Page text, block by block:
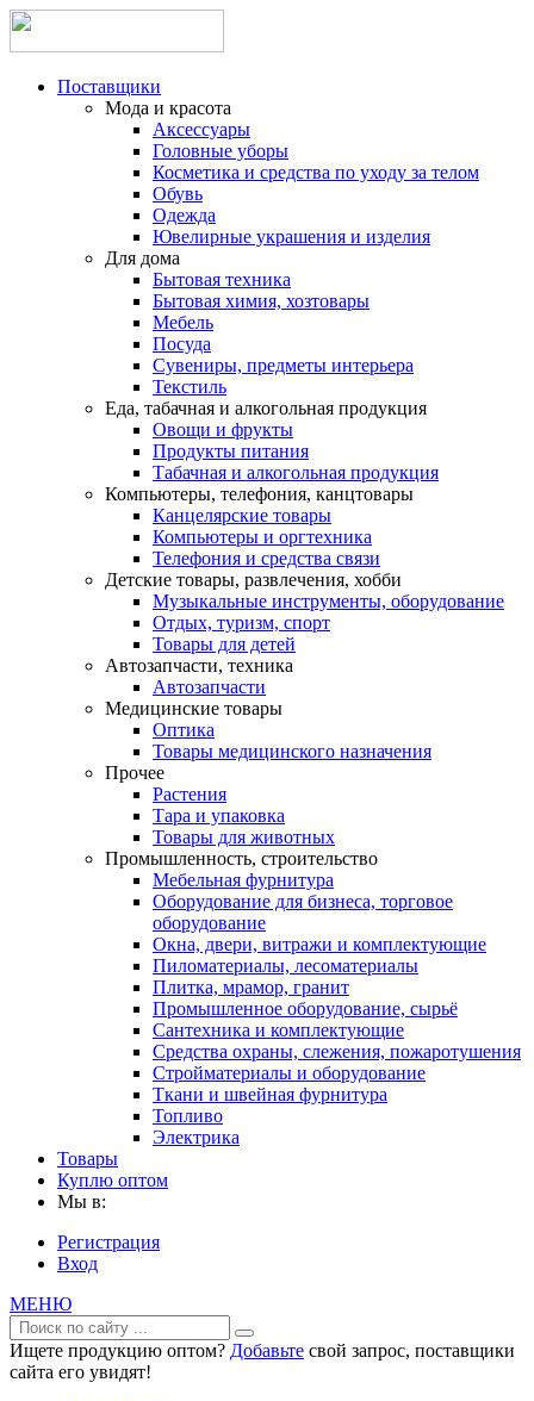
Поставщики
Мода и красота
Аксессуары
Головные уборы
Косметика и средства по уходу за телом
Обувь
Одежда
Ювелирные украшения и изделия
Для дома
Бытовая техника
Бытовая химия, хозтовары
Мебель
Посуда
Сувениры, предметы интерьера
Текстиль
Еда, табачная и алкогольная продукция
Овощи и фрукты
Продукты питания
Табачная и алкогольная продукция
Компьютеры, телефония, канцтовары
Канцелярские товары
Компьютеры и оргтехника
Телефония и средства связи
Детские товары, развлечения, хобби
Музыкальные инструменты, оборудование
Отдых, туризм, спорт
Товары для детей
Автозапчасти, техника
Автозапчасти
Медицинские товары
Оптика
Товары медицинского назначения
Прочее
Растения
Тара и упаковка
Товары для животных
Промышленность, строительство
Мебельная фурнитура
Оборудование для бизнеса, торговое
оборудование
Окна, двери, витражи и комплектующие
Пиломатериалы, лесоматериалы
Плитка, мрамор, гранит
Промышленное оборудование, сырьё
Сантехника и комплектующие
Средства охраны, слежения, пожаротушения
Стройматериалы и оборудование
Ткани и швейная фурнитура
Топливо
Электрика
Товары
Куплю оптом
Мы в:
Регистрация
Вход
МЕНЮ
Ищете продукцию оптом? Добавьте свой запрос, поставщики
сайта его увидят!